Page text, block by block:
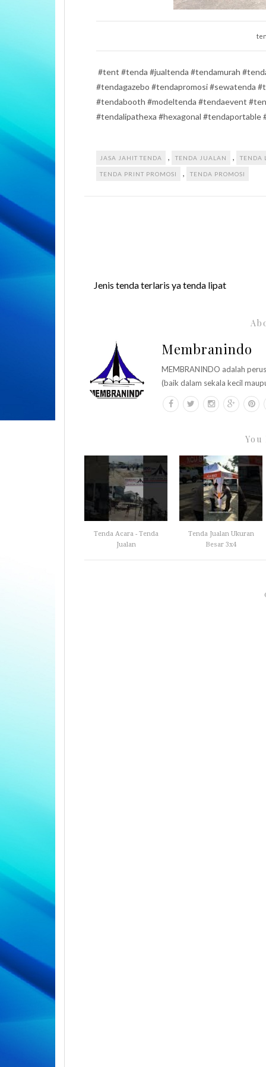
#tent #tenda #jualtenda #tendamurah
#tendagazebo #tendapromosi #sewatenda
#tendabooth #modeltenda #tendaevent
#tendalipathexa #hexagonal
JASA JAHIT TENDA , TENDA JUALAN , TENDA
TENDA PRINT PROMOSI , TENDA PROMOSI
Jenis tenda terlaris ya tenda lipat
Membranindo
MEMBRANINDO adalah
(baik dalam sekala kecil
Tenda Acara - Tenda
Jualan
Tenda Jualan Ukuran
Besar 3x4